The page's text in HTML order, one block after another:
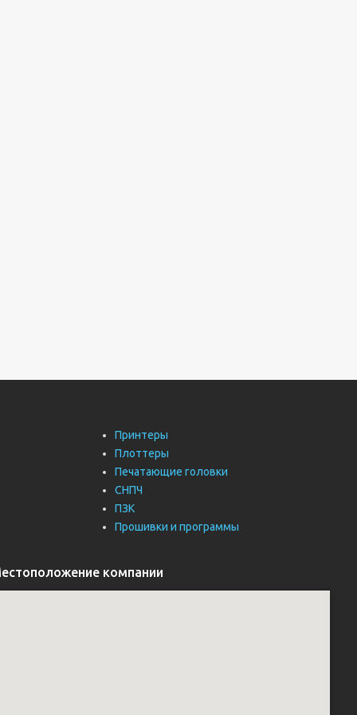
Принтеры
Плоттеры
Печатающие головки
СНПЧ
ПЗК
Прошивки и программы
компании